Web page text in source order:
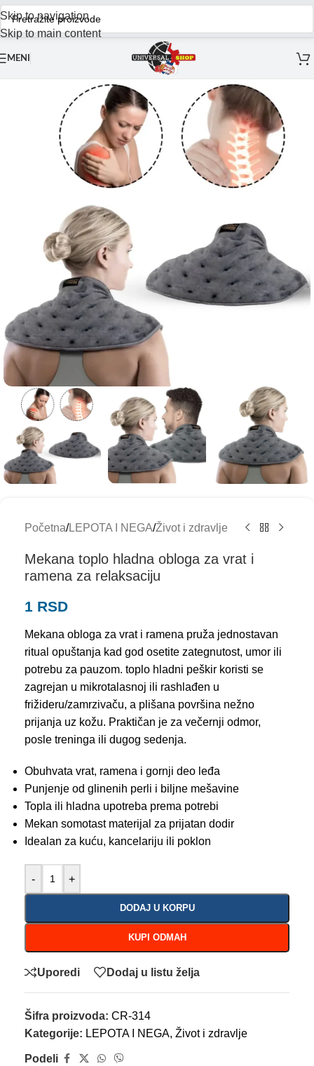
Skip to navigation
Skip to main content
MENI
Početna/LEPOTA I NEGA/Život i zdravlje
Mekana toplo hladna obloga za vrat i
ramena za relaksaciju
1 RSD
Mekana obloga za vrat i ramena pruža jednostavan
ritual opuštanja kad god osetite zategnutost, umor ili
potrebu za pauzom. toplo hladni peškir koristi se
zagrejan u mikrotalasnoj ili rashlađen u
frižideru/zamrzivaču, a plišana površina nežno
prijanja uz kožu. Praktičan je za večernji odmor,
posle treninga ili dugog sedenja.
Obuhvata vrat, ramena i gornji deo leđa
Punjenje od glinenih perli i biljne mešavine
Topla ili hladna upotreba prema potrebi
Mekan somotast materijal za prijatan dodir
Idealan za kuću, kancelariju ili poklon
- +
DODAJ U KORPU
KUPI ODMAH
Uporedi Dodaj u listu želja
Šifra proizvoda: CR-314
Kategorije: LEPOTA I NEGA, Život i zdravlje
Podeli